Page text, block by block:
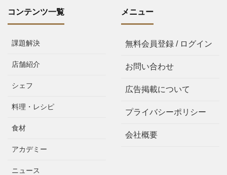
コンテンツ一覧
課題解決
店舗紹介
シェフ
料理・レシピ
食材
アカデミー
ニュース
メニュー
無料会員登録 / ログイン
お問い合わせ
広告掲載について
プライバシーポリシー
会社概要